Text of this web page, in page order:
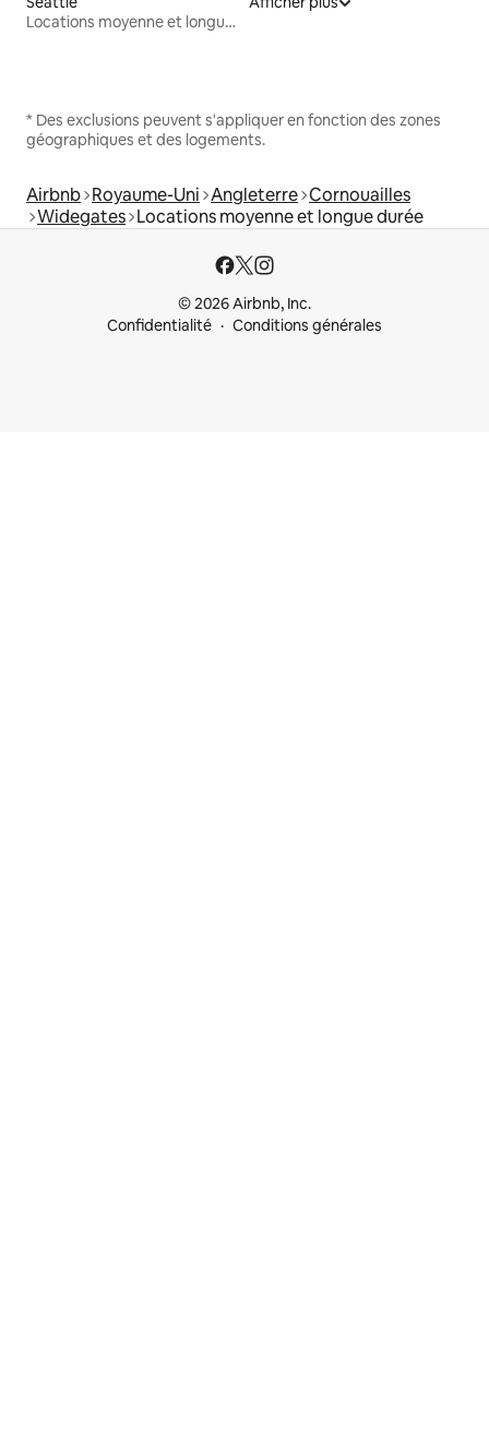
Locations moyenne et longue durée
* Des exclusions peuvent s'appliquer en fonction des zones
géographiques et des logements.
Airbnb Royaume-Uni Angleterre Cornouailles
Widegates Locations moyenne et longue durée
© 2026 Airbnb, Inc.
Confidentialité
Conditions générales